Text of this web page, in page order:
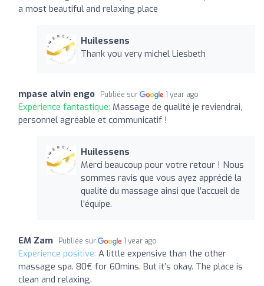
a most beautiful and relaxing place
Huilessens
Thank you very michel Liesbeth
mpase alvin engo Publiée sur 1 year ago
Expérience fantastique: Massage de qualité je reviendrai,
personnel agréable et communicatif !
Huilessens
Merci beaucoup pour votre retour ! Nous
sommes ravis que vous ayez apprécié la
qualité du massage ainsi que l’accueil de
l’équipe.
EM Zam Publiée sur 1 year ago
Expérience positive: A little expensive than the other
massage spa. 80€ for 60mins. But it’s okay. The place is
clean and relaxing.